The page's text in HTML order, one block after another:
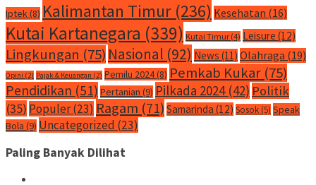
Iptek(8) Kalimantan Timur (236) Kesehatan (16)
Kutai Kartanegara (339) Kutai Timur (4) Leisure (12)
Lingkungan (75) Nasional (92) News (11) Olahraga (19)
Opini (2) Pajak & Keuangan (2) Pemilu 2024(8) Pemkab Kukar (75)
Pendidikan (51) Pertanian (9) Pilkada 2024(42) Politik
(35) Populer(23) Ragam (71) Samarinda (12) Sosok(5) Speak
Bola (9) Uncategorized (23)
Paling Banyak Dilihat